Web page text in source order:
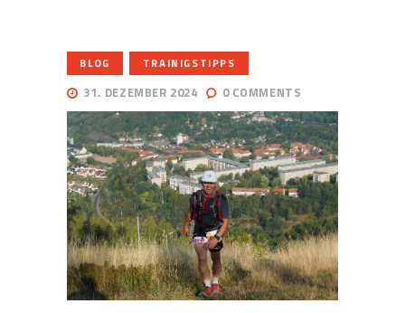
BLOG TRAINIGSTIPPS
31. DEZEMBER 2024 0 COMMENTS